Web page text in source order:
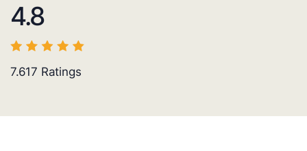
4.8
7.617 Ratings